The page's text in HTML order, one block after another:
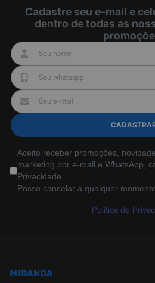
Cadastre seu e-mail e
dentro de todas as
Aceito receber promoções,
marketing por e-mail e WhatsApp,
Privacidade.
Posso cancelar a qualquer
Política de
MIRANDA